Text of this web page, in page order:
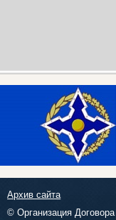
Архив сайта
© Организация Договора